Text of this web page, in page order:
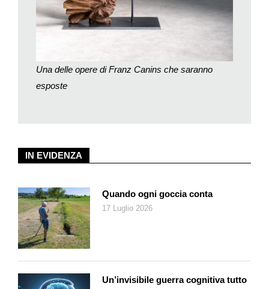
IN EVIDENZA
Quando ogni goccia conta
17 Luglio 2026
Un’invisibile guerra cognitiva tutto
Una delle opere di Franz Canins che saranno
esposte